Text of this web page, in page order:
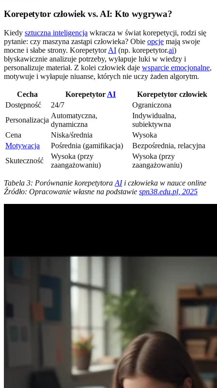
Korepetytor człowiek vs. AI: Kto wygrywa?
Kiedy sztuczna inteligencja wkracza w świat korepetycji, rodzi się
pytanie: czy maszyna zastąpi człowieka? Obie opcje mają swoje
mocne i słabe strony. KorepetytorAI (np. korepetytor.ai)
błyskawicznie analizuje potrzeby, wyłapuje luki w wiedzy i
personalizuje materiał. Z kolei człowiek daje wsparcie emocjonalne,
motywuje i wyłapuje niuanse, których nie uczy żaden algorytm.
Cecha Korepetytor AI
Korepetytor człowiek
Dostępność
24/7
Ograniczona
Personalizacja
Automatyczna,
dynamiczna
Indywidualna,
subiektywna
Cena
Niska/średnia
Wysoka
Motywacja
Pośrednia (gamifikacja)
Bezpośrednia, relacyjna
Skuteczność
Wysoka (przy
zaangażowaniu)
Wysoka (przy
zaangażowaniu)
Tabela 3: Porównanie korepetytora AIi człowieka w nauce online
Źródło: Opracowanie własne na podstawie spn38.edu.pl, 2025